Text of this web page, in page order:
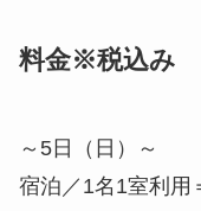
料金※税込み
～5日（日）～
宿泊／1名1室利用